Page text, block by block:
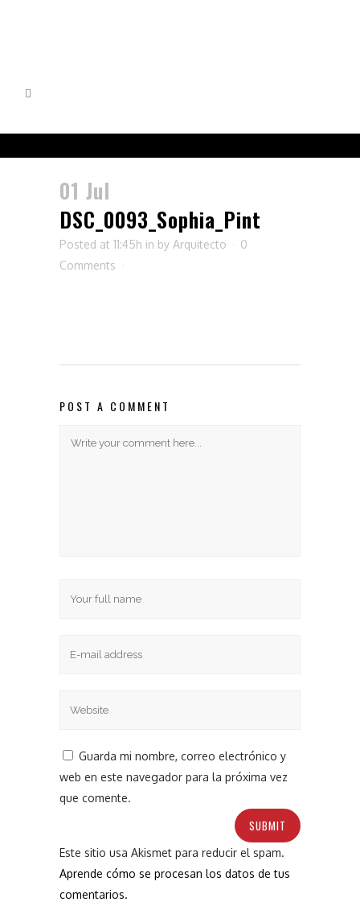
01 Jul
DSC_0093_Sophia_Pint
Posted at 11:45h in by Arquitecto
0
Comments
POST A COMMENT
Guarda mi nombre, correo electrónico y
web en este navegador para la próxima vez
que comente.
Este sitio usa Akismet para reducir el spam.
Aprende cómo se procesan los datos de tus
comentarios.